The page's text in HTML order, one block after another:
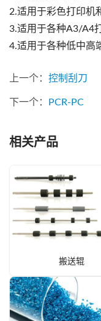
2.适用于彩色打印机
3.适用于各种A3/A4
4.适用于各种低中高
上一个： 控制刮刀
下一个： PCR-PC
相关产品
搬送辊